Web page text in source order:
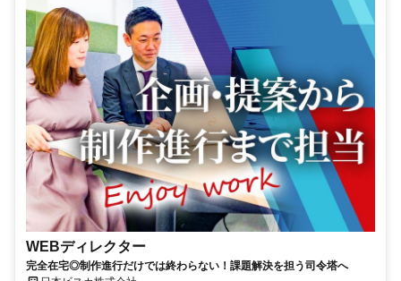
WEBディレクター
完全在宅◎制作進行だけでは終わらない！課題解決を担う司令塔へ